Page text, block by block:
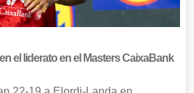
el liderato en el Masters CaixaBank